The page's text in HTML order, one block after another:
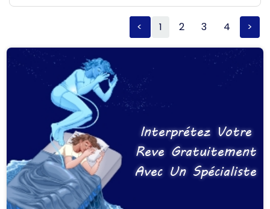
< 1 2 3 4 >
Interprétez Votre
Reve Gratuitement
Avec Un Spécialiste